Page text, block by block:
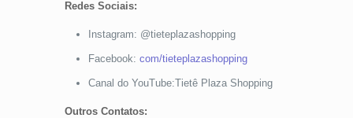
Redes Sociais:
Instagram: @tieteplazashopping
Facebook: com/tieteplazashopping
Canal do YouTube:Tietê Plaza Shopping
Outros Contatos: